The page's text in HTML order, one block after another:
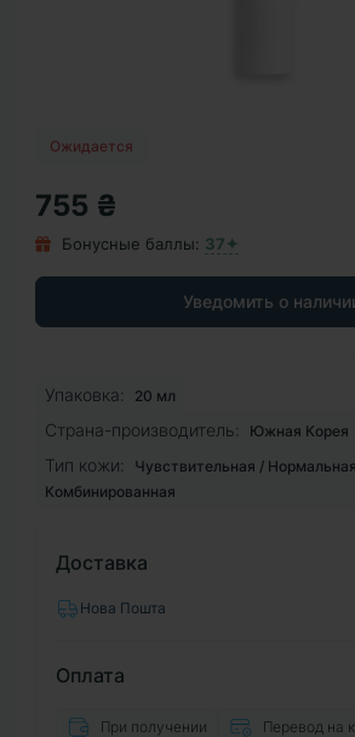
Ожидается
755 ₴
Бонусные баллы: 37✦
Уведомить о
Упаковка: 20 мл
Страна-производитель: Южная Корея
Тип кожи:
Чувствительная /
Комбинированная
Доставка
Нова Пошта
Оплата
При получении
Перевод на